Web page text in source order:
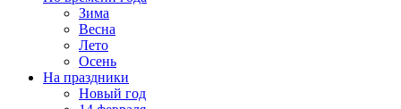
Зима
Весна
Лето
Осень
На праздники
Новый год